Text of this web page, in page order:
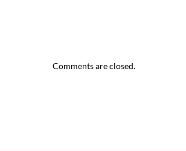
Comments are closed.